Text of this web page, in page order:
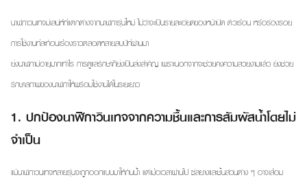
นาฬิกาวินเทจมีเสน่ห์ที่แตกต่างจากนาฬิการุ่นใหม่ ไม่ว่าจะเป็นรายละเอียดของหน้าปัด ตัวเรือน หรือร่องรอย
การใช้งานที่สะท้อนเรื่องราวตลอดหลายสิบปีที่ผ่านมา
ยิ่งนาฬิกามีอายุมากเท่าไร การดูแลรักษาก็ยิ่งเป็นสิ่งสำคัญ เพราะนอกจากจะช่วยคงความสวยงามแล้ว ยังช่วย
รักษาสภาพของนาฬิกาให้พร้อมใช้งานได้ในระยะยาว
1. ปกป้องนาฬิกาวินเทจจากความชื้นและการสัมผัสน้ำโดยไม่
จำเป็น
แม้นาฬิกาวินเทจหลายรุ่นจะถูกออกแบบมาให้กันน้ำ แต่เมื่อเวลาผ่านไป ซีลยางและชิ้นส่วนต่าง ๆ อาจเสื่อม